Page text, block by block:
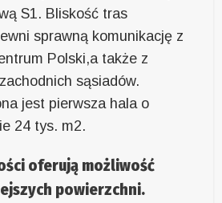
S1. Bliskość tras
sprawną komunikację z
Polski,a także z
sąsiadów.
jest pierwsza hala o
24 tys. m2.
oferują możliwość
powierzchni.